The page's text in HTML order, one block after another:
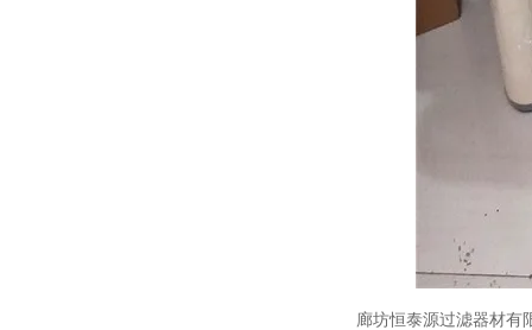
廊坊恒泰源过滤器材有